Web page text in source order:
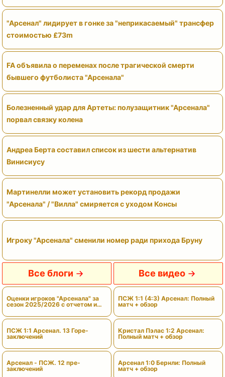
"Арсенал" лидирует в гонке за "неприкасаемый" трансфер
стоимостью £73m
FA объявила о переменах после трагической смерти
бывшего футболиста "Арсенала"
Болезненный удар для Артеты: полузащитник "Арсенала"
порвал связку колена
Андреа Берта составил список из шести альтернатив
Винисиусу
Мартинелли может установить рекорд продажи
"Арсенала" / "Вилла" смиряется с уходом Консы
Игроку "Арсенала" сменили номер ради прихода Бруну
Все блоги
Оценки игроков "Арсенала" за
сезон 2025/2026 с отчетом и
ПСЖ 1:1 Арсенал. 13 Горе-
заключений
Арсенал - ПСЖ. 12 пре-
заключений
Все видео
ПСЖ 1:1 (4:3) Арсенал: Полный
матч + обзор
Кристал Пэлас 1:2 Арсенал:
Полный матч + обзор
Арсенал 1:0 Бернли: Полный
матч + обзор